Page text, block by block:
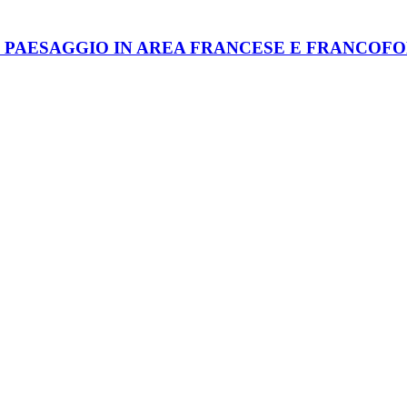
IN AREA FRANCESE E